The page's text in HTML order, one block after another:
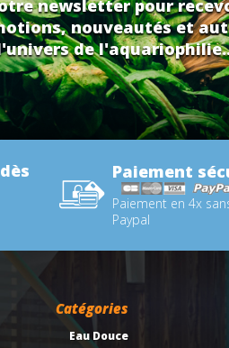
newsletter pour
nouveautés et
de
Paiement
Paiement en 4x
Paypal
Catégories
Eau Douce